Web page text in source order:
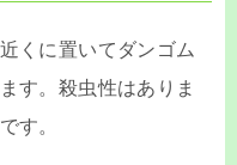
くに置いてダンゴム
す。殺虫性はありま
す。